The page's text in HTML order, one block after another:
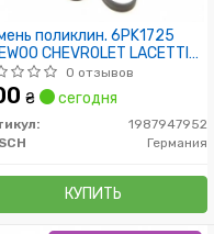
поликлин. 6PK1725
CHEVROLET LACETTI
во Bosch)0 отзывов
₴ сегодня
1987947952
Германия
КУПИТЬ